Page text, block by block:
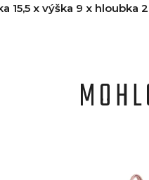
15,5 x výška 9 x hloubka